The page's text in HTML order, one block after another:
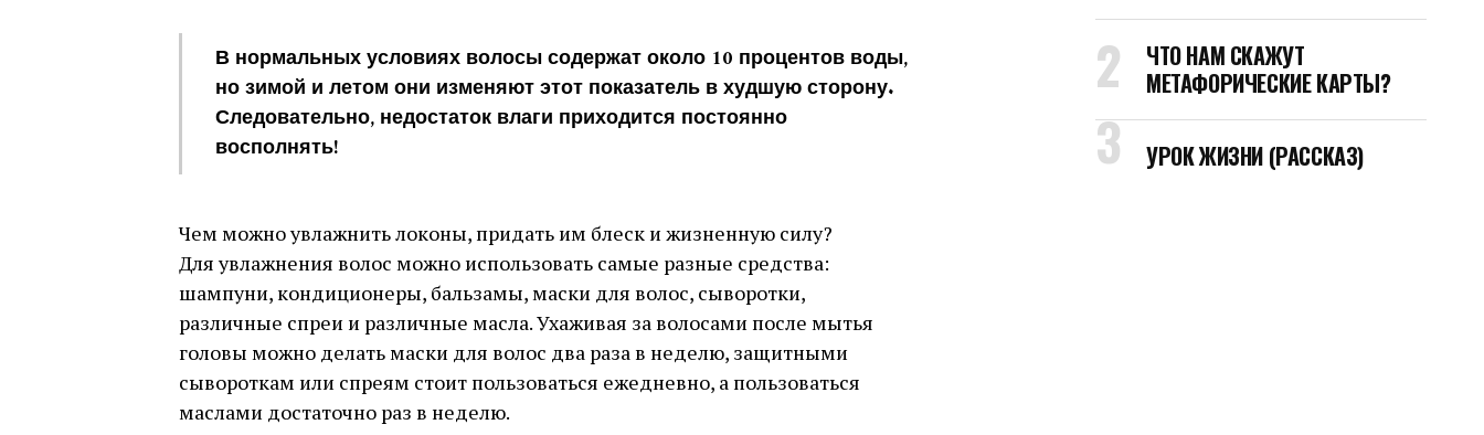
В нормальных условиях волосы содержат около 10 процентов воды,
но зимой и летом они изменяют этот показатель в худшую сторону.
Следовательно, недостаток влаги приходится постоянно
восполнять!
Чем можно увлажнить локоны, придать им блеск и жизненную силу?
Для увлажнения волос можно использовать самые разные средства:
шампуни, кондиционеры, бальзамы, маски для волос, сыворотки,
различные спреи и различные масла. Ухаживая за волосами после мытья
головы можно делать маски для волос два раза в неделю, защитными
сывороткам или спреям стоит пользоваться ежедневно, а пользоваться
маслами достаточно раз в неделю.
ЧТО НАМ СКАЖУТ
МЕТАФОРИЧЕСКИЕ КАРТЫ?
УРОК ЖИЗНИ (РАССКАЗ)